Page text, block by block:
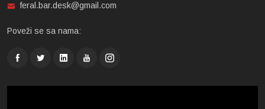
feral.bar.desk@gmail.com
Poveži se sa nama: